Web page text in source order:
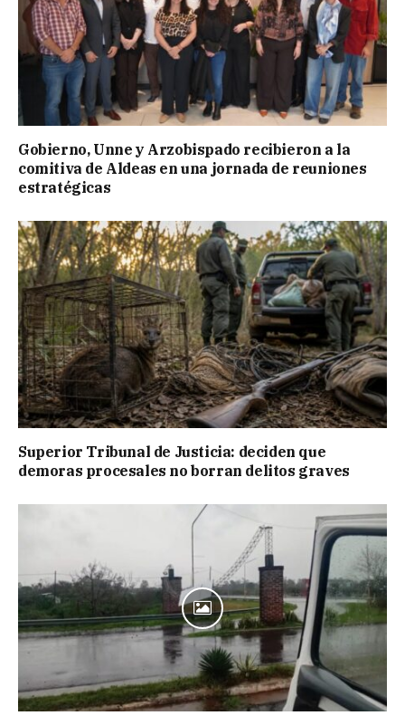
Gobierno, Unne y Arzobispado recibieron a la
comitiva de Aldeas en una jornada de reuniones
estratégicas
Superior Tribunal de Justicia: deciden que
demoras procesales no borran delitos graves